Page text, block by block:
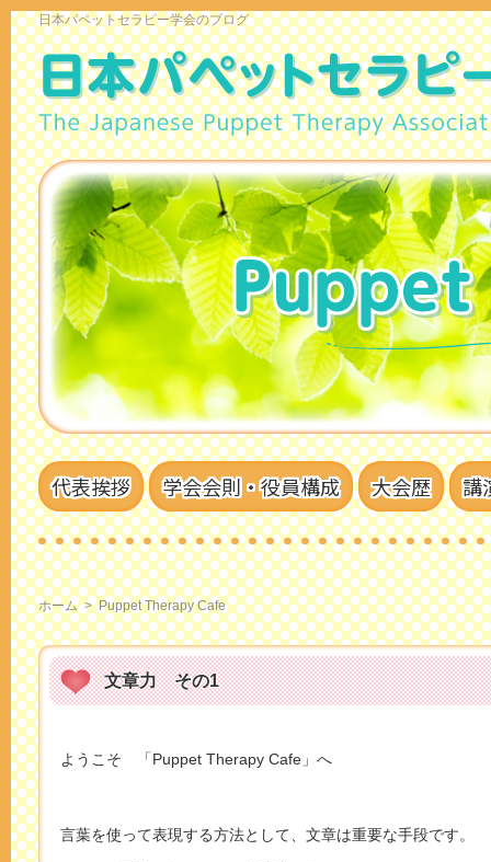
日本パペットセラピー学会のブログ
代表挨拶 学会会則・役員構成 大会歴 講
ホーム > Puppet Therapy Cafe
文章力 その1
ようこそ 「Puppet Therapy Cafe」へ
言葉を使って表現する方法として、文章は重要な手段です。